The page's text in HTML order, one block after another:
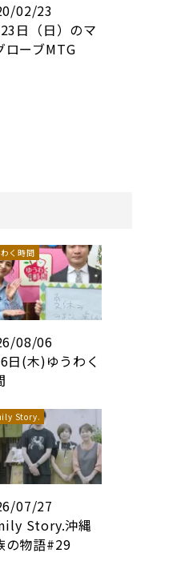
02/23
日（日）のマ
ローブMTG
く時間
08/06
日(木)ゆうわく
Story.
07/27
Story.沖縄
の物語#29